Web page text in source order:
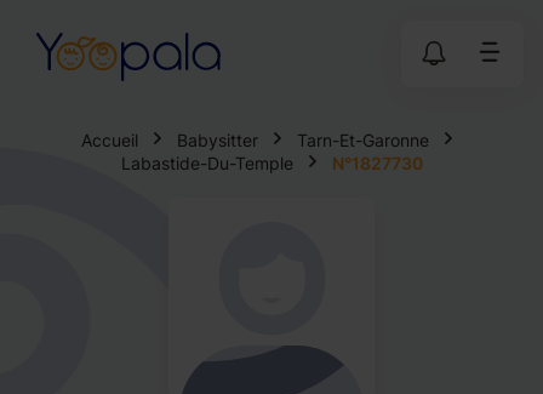
Accueil Babysitter
Tarn-Et-Garonne
Labastide-Du-Temple
N°1827730